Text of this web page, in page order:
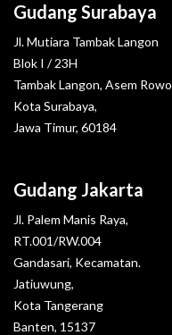
Gudang Surabaya
Jl. Mutiara Tambak Langon
Blok I / 23H
Tambak Langon, Asem Rowo
Kota Surabaya,
Jawa Timur, 60184
Gudang Jakarta
Jl. Palem Manis Raya,
RT.001/RW.004
Gandasari, Kecamatan.
Jatiuwung,
Kota Tangerang
Banten, 15137